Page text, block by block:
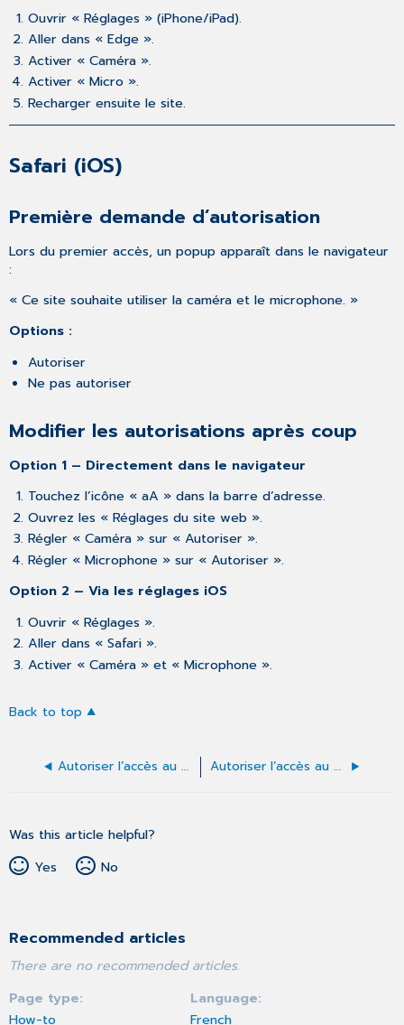
Ouvrir « Réglages » (iPhone/iPad).
Aller dans « Edge ».
Activer « Caméra ».
Activer « Micro ».
Recharger ensuite le site.
Safari (iOS)
Première demande d’autorisation
Lors du premier accès, un popup apparaît dans le navigateur
:
« Ce site souhaite utiliser la caméra et le microphone. »
Options :
Autoriser
Ne pas autoriser
Modifier les autorisations après coup
Option 1 – Directement dans le navigateur
Touchez l’icône « aA » dans la barre d’adresse.
Ouvrez les « Réglages du site web ».
Régler « Caméra » sur « Autoriser ».
Régler « Microphone » sur « Autoriser ».
Option 2 – Via les réglages iOS
Ouvrir « Réglages ».
Aller dans « Safari ».
Activer « Caméra » et « Microphone ».
Back to top
Autoriser l’accès au microphone et à la caméra – Windows Autoriser l’accès au microphone et à la caméra – macOS
Was this article helpful?
Yes
No
Recommended articles
There are no recommended articles.
Page type
How-to
Language
French